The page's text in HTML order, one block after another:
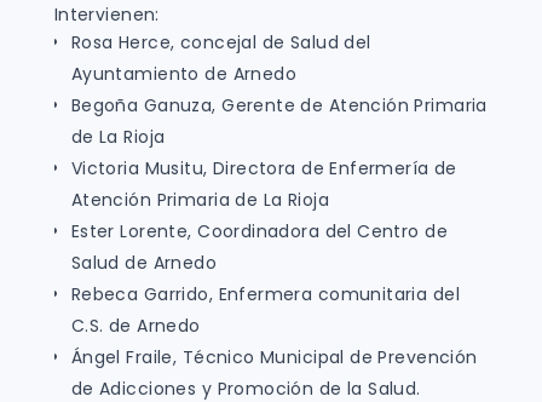
Intervienen:
Rosa Herce, concejal de Salud del
Ayuntamiento de Arnedo
Begoña Ganuza, Gerente de Atención Primaria
de La Rioja
Victoria Musitu, Directora de Enfermería de
Atención Primaria de La Rioja
Ester Lorente, Coordinadora del Centro de
Salud de Arnedo
Rebeca Garrido, Enfermera comunitaria del
C.S. de Arnedo
Ángel Fraile, Técnico Municipal de Prevención
de Adicciones y Promoción de la Salud.